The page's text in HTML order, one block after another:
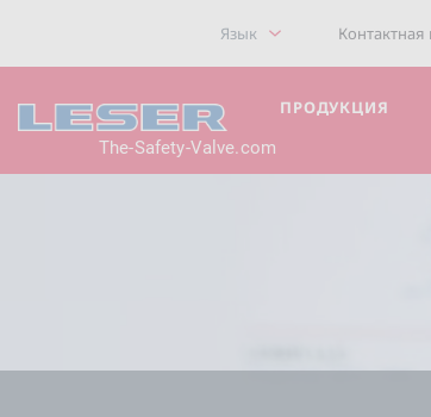
Язык
The-Safety-Valve.com
ПРОДУКЦИЯ